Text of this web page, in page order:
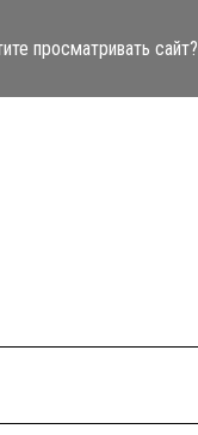
просматривать сайт?